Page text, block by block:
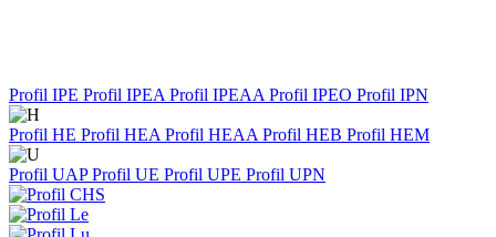
Profil IPE Profil IPEA Profil IPEAA Profil IPEO Profil IPN
Profil HE Profil HEA Profil HEAA Profil HEB Profil HEM
Profil UAPProfil UE Profil UPE Profil UPN